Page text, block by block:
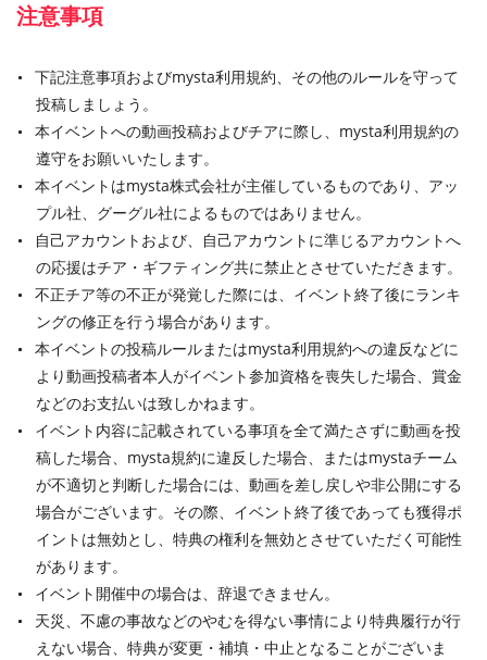
注意事項
下記注意事項およびmysta利用規約、その他のルールを守って
投稿しましょう。
本イベントへの動画投稿およびチアに際し、mysta利用規約の
遵守をお願いいたします。
本イベントはmysta株式会社が主催しているものであり、アッ
プル社、グーグル社によるものではありません。
自己アカウントおよび、自己アカウントに準じるアカウントへ
の応援はチア・ギフティング共に禁止とさせていただきます。
不正チア等の不正が発覚した際には、イベント終了後にランキ
ングの修正を行う場合があります。
本イベントの投稿ルールまたはmysta利用規約への違反などに
より動画投稿者本人がイベント参加資格を喪失した場合、賞金
などのお支払いは致しかねます。
イベント内容に記載されている事項を全て満たさずに動画を投
稿した場合、mysta規約に違反した場合、またはmystaチーム
が不適切と判断した場合には、動画を差し戻しや非公開にする
場合がございます。その際、イベント終了後であっても獲得ポ
イントは無効とし、特典の権利を無効とさせていただく可能性
があります。
イベント開催中の場合は、辞退できません。
天災、不慮の事故などのやむを得ない事情により特典履行が行
えない場合、特典が変更・補填・中止となることがございま